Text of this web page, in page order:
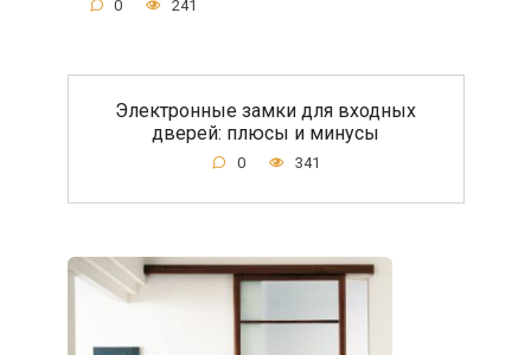
0 241
Электронные замки для входных
дверей: плюсы и минусы
0 341